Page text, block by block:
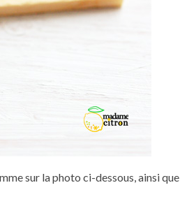
sur la photo ci-dessous, ainsi que